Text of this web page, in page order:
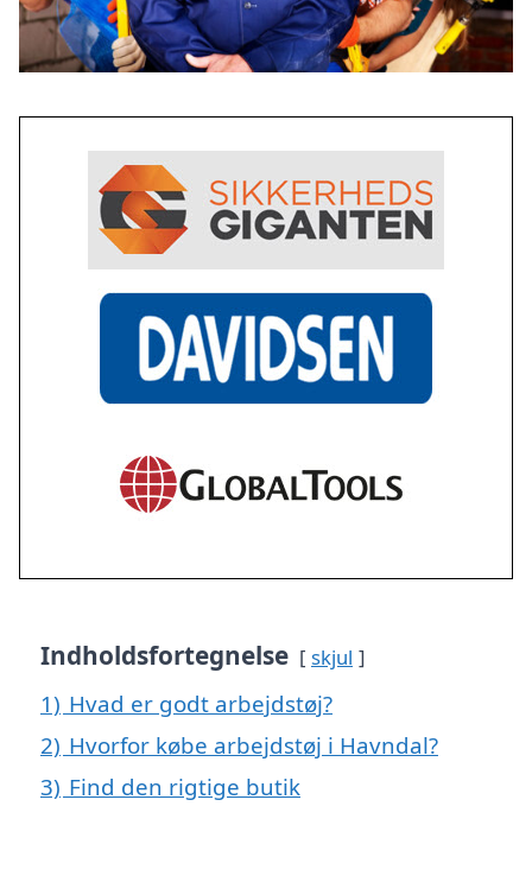
Indholdsfortegnelse skjul
1) Hvad er godt arbejdstøj?
2) Hvorfor købe arbejdstøj i Havndal?
3) Find den rigtige butik